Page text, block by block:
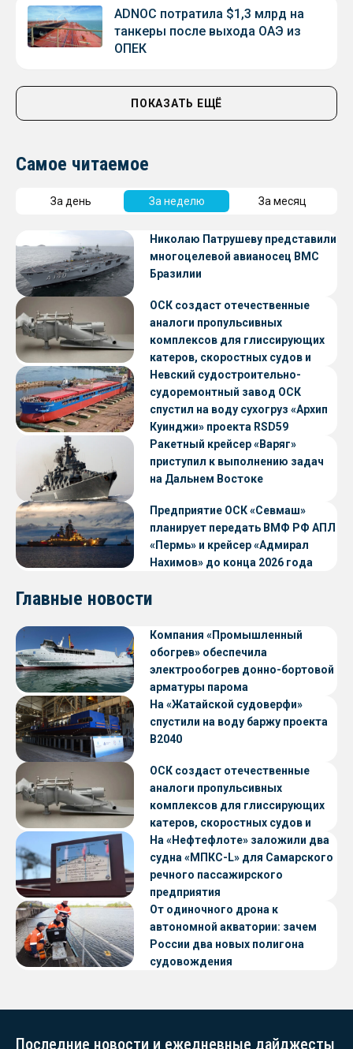
ADNOC потратила $1,3 млрд на
танкеры после выхода ОАЭ из
ОПЕК
ПОКАЗАТЬ ЕЩЁ
Самое читаемое
За день За неделю За месяц
Николаю Патрушеву представили
многоцелевой авианосец ВМС
Бразилии
ОСК создаст отечественные
аналоги пропульсивных
комплексов для глиссирующих
катеров, скоростных судов и
судов с малой осадкой
Невский судостроительно-
судоремонтный завод ОСК
спустил на воду сухогруз «Архип
Куинджи» проекта RSD59
Ракетный крейсер «Варяг»
приступил к выполнению задач
на Дальнем Востоке
Предприятие ОСК «Севмаш»
планирует передать ВМФ РФ АПЛ
«Пермь» и крейсер «Адмирал
Нахимов» до конца 2026 года
Главные новости
Компания «Промышленный
обогрев» обеспечила
электрообогрев донно-бортовой
арматуры парома
«Петропавловск» проекта CNF22
На «Жатайской судоверфи»
спустили на воду баржу проекта
В2040
ОСК создаст отечественные
аналоги пропульсивных
комплексов для глиссирующих
катеров, скоростных судов и
судов с малой осадкой
На «Нефтефлоте» заложили два
судна «МПКС-L» для Самарского
речного пассажирского
предприятия
От одиночного дрона к
автономной акватории: зачем
России два новых полигона
судовождения
Последние новости и ежедневные дайджесты